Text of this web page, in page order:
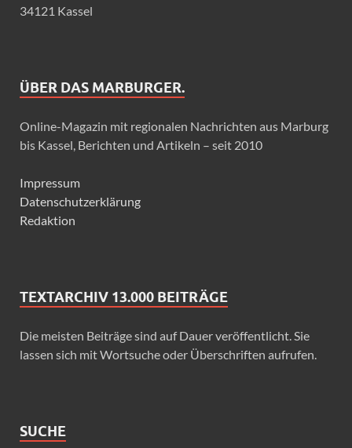
34121 Kassel
ÜBER DAS MARBURGER.
Online-Magazin mit regionalen Nachrichten aus Marburg
bis Kassel, Berichten und Artikeln – seit 2010
Impressum
Datenschutzerklärung
Redaktion
TEXTARCHIV 13.000 BEITRÄGE
Die meisten Beiträge sind auf Dauer veröffentlicht. Sie
lassen sich mit Wortsuche oder Überschriften aufrufen.
SUCHE